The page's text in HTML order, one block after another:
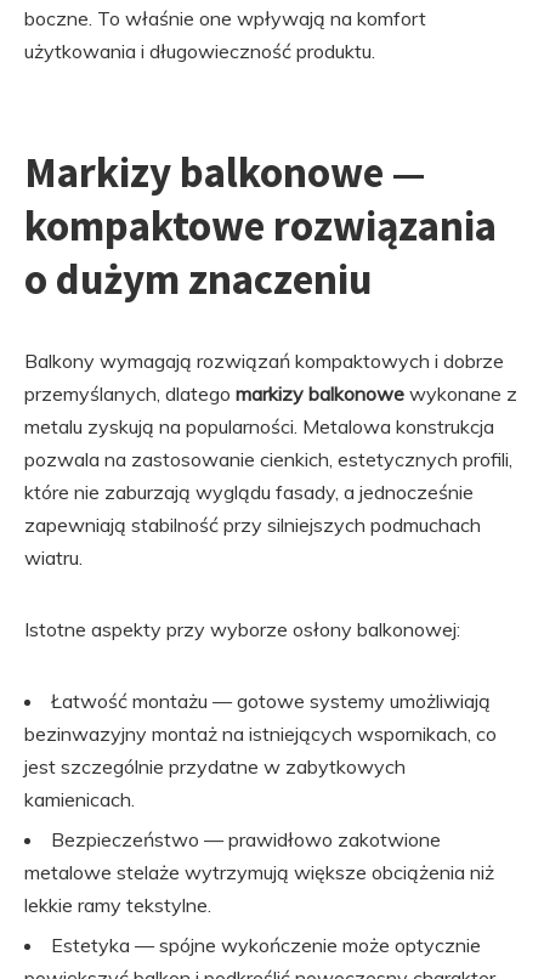
boczne. To właśnie one wpływają na komfort
użytkowania i długowieczność produktu.
Markizy balkonowe —
kompaktowe rozwiązania
o dużym znaczeniu
Balkony wymagają rozwiązań kompaktowych i dobrze
przemyślanych, dlatego markizy balkonowe wykonane z
metalu zyskują na popularności. Metalowa konstrukcja
pozwala na zastosowanie cienkich, estetycznych profili,
które nie zaburzają wyglądu fasady, a jednocześnie
zapewniają stabilność przy silniejszych podmuchach
wiatru.
Istotne aspekty przy wyborze osłony balkonowej:
Łatwość montażu — gotowe systemy umożliwiają
bezinwazyjny montaż na istniejących wspornikach, co
jest szczególnie przydatne w zabytkowych
kamienicach.
Bezpieczeństwo — prawidłowo zakotwione
metalowe stelaże wytrzymują większe obciążenia niż
lekkie ramy tekstylne.
Estetyka — spójne wykończenie może optycznie